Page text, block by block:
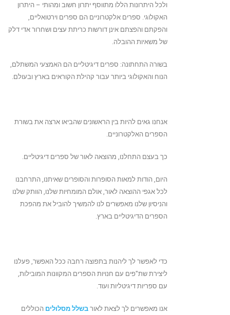
ולכל היתרונות הללו מתווסף יתרון חשוב ומהותי – היתרון
האקולוגי. ספרים אלקטרוניים הם ספרים וירטואליים,
והפקתם והפצתם אינן דורשות כריתת עצים ושחרור אדי דלק
של משאיות ההובלה.
בשורה התחתונה: ספרים דיגיטליים הם האמצעי המשתלם,
הנוח והאקולוגי ביותר עבור קהילת הקוראים בארץ ובעולם.
אנחנו גאים להיות בין הראשונים שהביאו ארצה את בשורת
הספרים האלקטרוניים.
כך בעצם התחלנו, מהוצאה לאור של ספרים דיגיטליים.
היום, הודות למאות הסופרות והסופרים שאיתנו, התרחבנו
לכל אגפי ההוצאה לאור, אולם המומחיות שלנו, הוותק שלנו
והניסיון שלנו מאפשרים לנו להמשיך להוביל את מהפכת
הספרים הדיגיטליים בארץ.
כדי לאפשר לך ליהנות בתפוצה רחבה ככל האפשר, פעלנו
ליצירת שת"פים עם חנויות הספרים המקוונות המובילות,
עם ספריות דיגיטליות ועוד.
אנו מאפשרים לך לצאת לאור בשלל מסלולים הכוללים